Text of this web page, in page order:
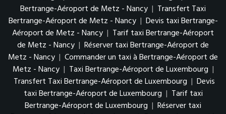
Bertrange-Aéroport de Metz - Nancy | Transfert Taxi
Bertrange-Aéroport de Metz - Nancy | Devis taxi Bertrange-
Aéroport de Metz - Nancy | Tarif taxi Bertrange-Aéroport
de Metz - Nancy | Réserver taxi Bertrange-Aéroport de
Metz - Nancy | Commander un taxi à Bertrange-Aéroport de
Metz - Nancy | Taxi Bertrange-Aéroport de Luxembourg |
Transfert Taxi Bertrange-Aéroport de Luxembourg | Devis
taxi Bertrange-Aéroport de Luxembourg | Tarif taxi
Bertrange-Aéroport de Luxembourg | Réserver taxi